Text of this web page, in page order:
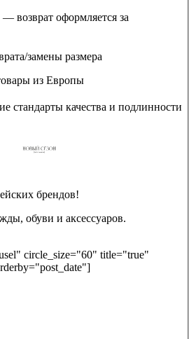
возврат оформляется за
замены размера
из Европы
стандарты качества и подлинности
брендов!
обуви и аксессуаров.
circle_size="60" title="true"